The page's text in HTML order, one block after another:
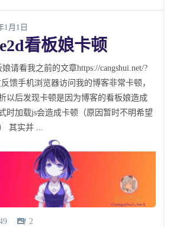
1月1日
看板娘卡顿
请看我之前的文章https://cangshui.net/?
馈手机浏览器访问我的博客非常卡顿，
以后发现卡顿是因为博客的看板娘造成
时加载js会造成卡顿（原因暂时不明希望
其实并 ...
 2